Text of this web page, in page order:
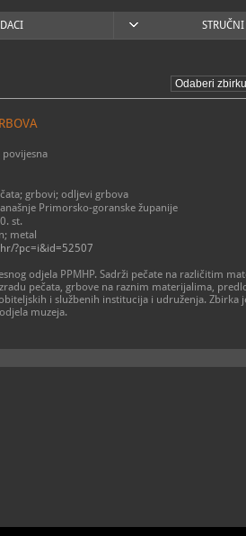
grbovi; odljevi grbova
Primorsko-goranske županije
st.
metal
?pc=i&id=52507
odjela PPMHP. Sadrži pečate na različitim
pečata, grbove na raznim materijalima,
i službenih institucija i udruženja. Zbirka
muzeja.